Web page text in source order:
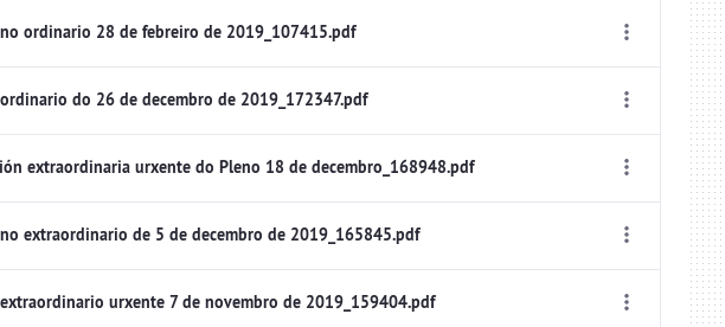
ordinario 28 de febreiro de 2019_107415.pdf
do 26 de decembro de 2019_172347.pdf
extraordinaria urxente do Pleno 18 de decembro_168948.pdf
extraordinario de 5 de decembro de 2019_165845.pdf
urxente 7 de novembro de 2019_159404.pdf